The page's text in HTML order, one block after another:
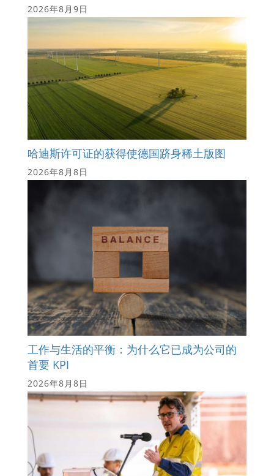
2026年8月9日
哈迪斯许可证的获得使德国跻身稀土版图
2026年8月8日
工作与生活的平衡：为什么它已成为公司的
首要 KPI
2026年8月8日